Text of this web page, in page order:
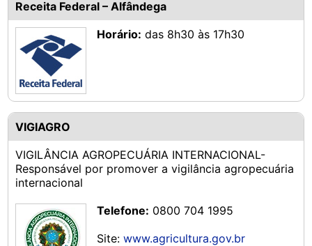
Receita Federal – Alfândega
Horário: das 8h30 às 17h30
VIGIAGRO
VIGILÂNCIA AGROPECUÁRIA INTERNACIONAL-
Responsável por promover a vigilância agropecuária
internacional
Telefone: 0800 704 1995
Site:www.agricultura.gov.br